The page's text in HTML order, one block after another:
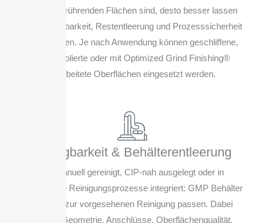
produktberührenden Flächen sind, desto besser lassen
sich Reinigbarkeit, Restentleerung und Prozesssicherheit
unterstützen. Je nach Anwendung können geschliffene,
elektropolierte oder mit Optimized Grind Finishing®
bearbeitete Oberflächen eingesetzt werden.
Reinigbarkeit & Behälterentleerung
Ob manuell gereinigt, CIP-nah ausgelegt oder in
bestehende Reinigungsprozesse integriert: GMP Behälter
müssen zur vorgesehenen Reinigung passen. Dabei
spielen Geometrie, Anschlüsse, Oberflächenqualität,